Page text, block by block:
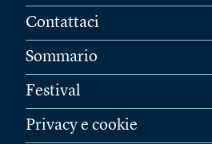
Contattaci
Sommario
Festival
Privacy e cookie